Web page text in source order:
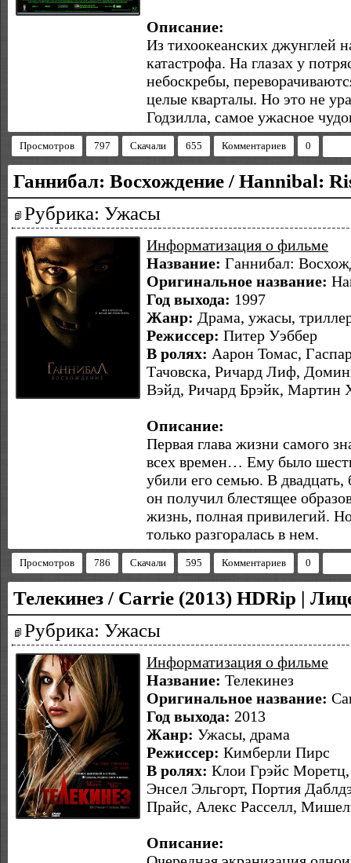
Описание:
Из тихоокеанских джунглей
катастрофа. На глазах у
небоскребы,
целые кварталы. Но это не
Годзилла, самое ужасное
Просмотров 797 Скачали 655 Комментариев 0
Ганнибал: Восхождение / Hannibal:
Рубрика: Ужасы
Информатизация о фильме
Название: Ганнибал:
Оригинальное название:
Год выхода: 1997
Жанр: Драма, ужасы,
Режиссер: Питер Уэббер
В ролях: Аарон Томас,
Тачовска, Ричард Лиф,
Вэйд, Ричард Брэйк, Мартин
Описание:
Первая глава жизни самого
всех времен… Ему было
убили его семью. В
он получил блестящее
жизнь, полная привилегий.
только разгоралась в нем.
Просмотров 786 Скачали 595 Комментариев 0
Телекинез / Carrie (2013) HDRip |
Рубрика: Ужасы
Информатизация о фильме
Название: Телекинез
Оригинальное название:
Год выхода: 2013
Жанр: Ужасы, драма
Режиссер: Кимберли Пирс
В ролях: Клои Грэйс
Энсел Эльгорт, Портия
Прайс, Алекс Расселл,
Описание: